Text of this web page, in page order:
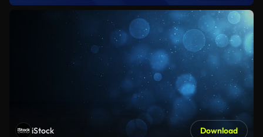
iStock Download